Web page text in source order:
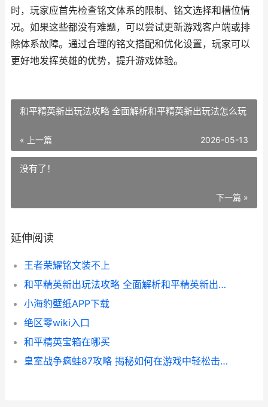
时，玩家应首先检查铭文体系的限制、铭文选择和槽位情
况。如果这些都没有难题，可以尝试更新游戏客户端或排
除体系故障。通过合理的铭文搭配和优化设置，玩家可以
更好地发挥英雄的优势，提升游戏体验。
和平精英新出玩法攻略 全面解析和平精英新出玩法怎么玩
« 上一篇 2026-05-13
没有了！
下一篇 »
延伸阅读
王者荣耀铭文装不上
和平精英新出玩法攻略 全面解析和平精英新出玩法怎么玩
小海豹壁纸APP下载
绝区零wiki入口
和平精英宝箱在哪买
皇室战争疯蛙87攻略 揭秘如何在游戏中轻松击败对手 装备选择解析